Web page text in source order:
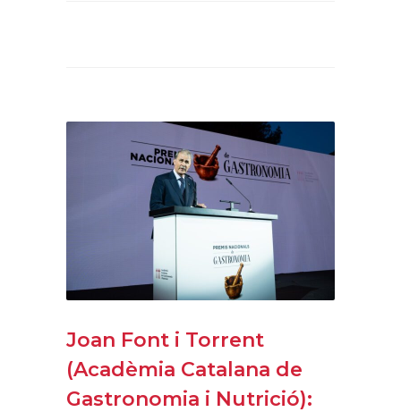
Joan Font i Torrent
(Acadèmia Catalana de
Gastronomia i Nutrició):